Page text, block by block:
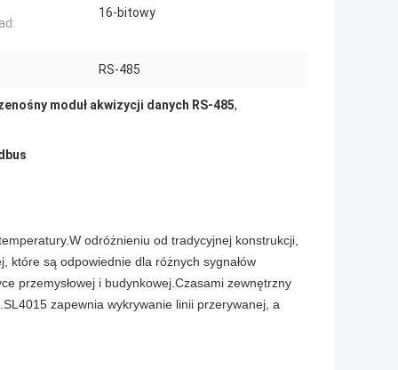
16-bitowy
RS-485
moduł akwizycji danych RS-485,
odróżnieniu od tradycyjnej konstrukcji,
które są odpowiednie dla różnych sygnałów
przemysłowej i budynkowej.Czasami zewnętrzny
zapewnia wykrywanie linii przerywanej, a